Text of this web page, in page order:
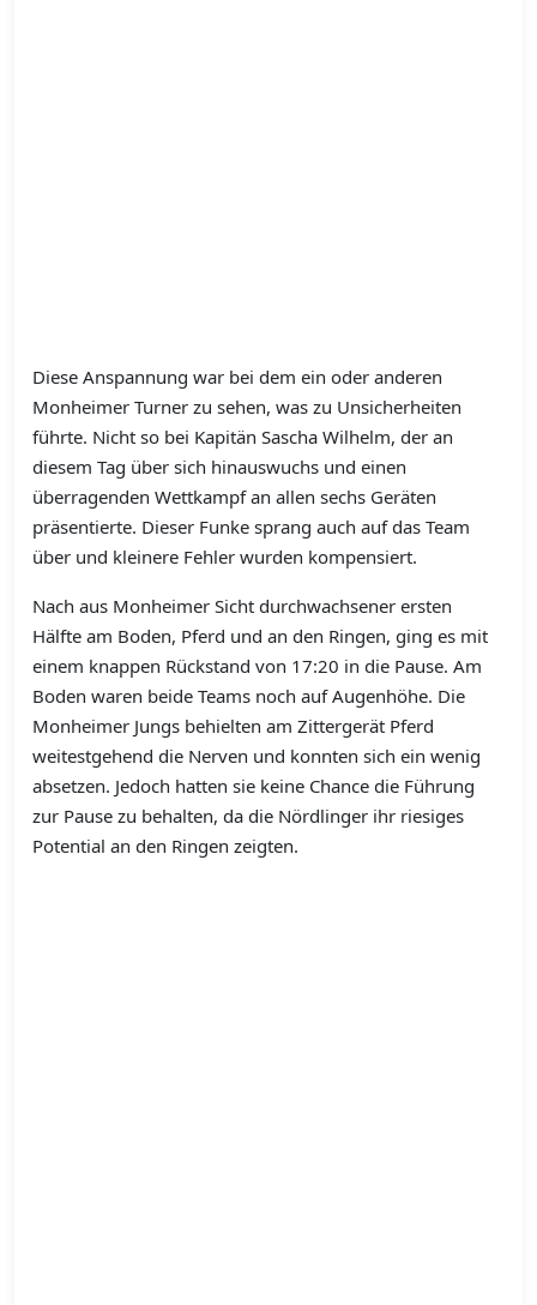
Diese Anspannung war bei dem ein oder anderen
Monheimer Turner zu sehen, was zu Unsicherheiten
führte. Nicht so bei Kapitän Sascha Wilhelm, der an
diesem Tag über sich hinauswuchs und einen
überragenden Wettkampf an allen sechs Geräten
präsentierte. Dieser Funke sprang auch auf das Team
über und kleinere Fehler wurden kompensiert.
Nach aus Monheimer Sicht durchwachsener ersten
Hälfte am Boden, Pferd und an den Ringen, ging es mit
einem knappen Rückstand von 17:20 in die Pause. Am
Boden waren beide Teams noch auf Augenhöhe. Die
Monheimer Jungs behielten am Zittergerät Pferd
weitestgehend die Nerven und konnten sich ein wenig
absetzen. Jedoch hatten sie keine Chance die Führung
zur Pause zu behalten, da die Nördlinger ihr riesiges
Potential an den Ringen zeigten.